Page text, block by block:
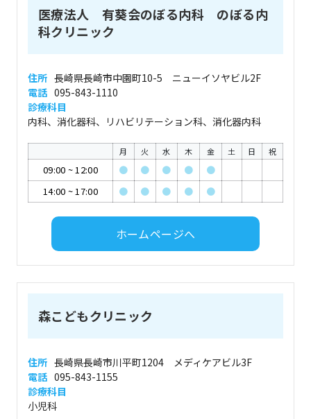
医療法人 有葵会のぼる内科 のぼる内
科クリニック
住所 長崎県長崎市中園町10-5 ニューイソヤビル2F
電話 095-843-1110
診療科目
内科、消化器科、リハビリテーション科、消化器内科
月 火 水 木 金 土 日 祝
09:00 ~12:00 ● ● ● ●
●
14:00 ~17:00 ● ● ● ● ●
ホームページへ
森こどもクリニック
住所 長崎県長崎市川平町1204 メディケアビル3F
電話 095-843-1155
診療科目
小児科